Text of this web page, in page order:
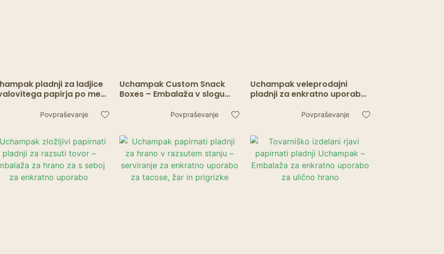
pladnji za ladjice
papirja po meri
Povpraševanje
Uchampak Custom Snack
Boxes – Embalaža v slogu
serviranje hranePovpraševanje
Uchampak veleprodajni
pladnji za enkratno uporabo
za enkratno uporabo
Povpraševanje